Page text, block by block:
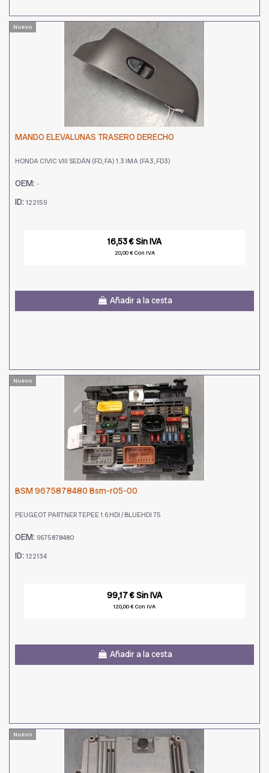
Nuevo
MANDO ELEVALUNAS TRASERO DERECHO
HONDA CIVIC VIII SEDÁN (FD, FA) 1.3 IMA (FA3, FD3)
OEM: -
ID: 122159
16,53 € Sin IVA
20,00 € Con IVA
Añadir a la cesta
Nuevo
BSM 9675878480 Bsm-r05-00
PEUGEOT PARTNER TEPEE 1.6 HDI / BLUEHDI 75
OEM: 9675878480
ID: 122134
99,17 € Sin IVA
120,00 € Con IVA
Añadir a la cesta
Nuevo